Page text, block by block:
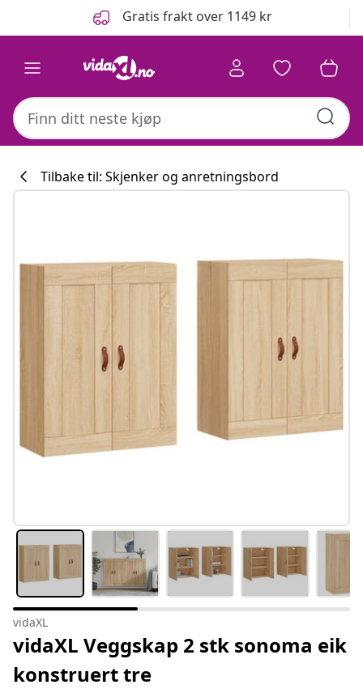
Gratis frakt over 1149 kr
Tilbake til: Skjenker og anretningsbord
vidaXL
vidaXL Veggskap 2 stk sonoma eik
konstruert tre